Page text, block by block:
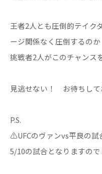
王者2人とも圧倒的テイク
ージ関係なく圧倒するのか
挑戦者2人がこのチャンス
見逃せない！ お待ちして
P.S.
⚠️UFCのヴァンvs平良の試
5/10の試合となりますの